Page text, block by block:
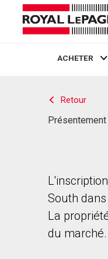
ACHETER
Retour
South
La
du marché.